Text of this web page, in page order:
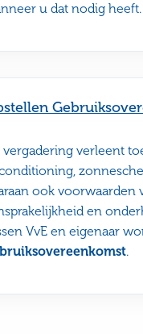
u dat nodig heeft.
vergadering verleent
ook voorwaarden
en
VvE en eigenaar
.